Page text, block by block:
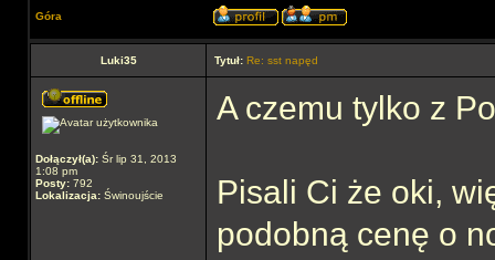
Góra
Luki35 Tytuł: Re: sst napęd
Dołączył(a): Śr lip 31, 2013
1:08 pm
Posty: 792
Lokalizacja: Świnoujście
A czemu tylko z
Pisali Ci że oki,
podobną cenę o